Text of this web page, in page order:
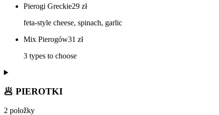
Pierogi Greckie29 zł
feta-style cheese, spinach, garlic
Mix Pierogów31 zł
3 types to choose
🥟 PIEROTKI
2 položky